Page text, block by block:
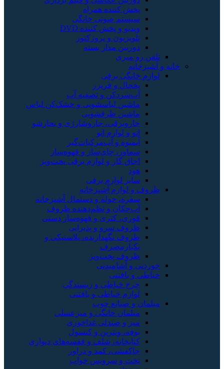
پخش کننده همراه
سیستم صوتی خانگی
ویدیو و پخش کننده DVD
تلویزیون و پروژکتور
دوربین مدار بسته
تلفن رو میزی
خانه و آشپزخانه
لوازم خانگی برقی
یخچال و فریزر
آب‌سردکن و تصفیه آب
ماشین لباسشویی و خشک‌کن لباس
ماشین ظرفشویی
جاروبرقی، جاروشارژی و بخارشو
اتو و لوازم اتو
آبمیوه و آب‌مرکبات‌گیر
سماور، چای‌ساز و قهوه‌ساز
اجاق گاز و لوازم برقی پخت‌وپز
هود
سایر لوازم برقی
ظروف و لوازم آشپزخانه
سفره، حوله و دستمال آشپزخانه
آب‌چکان و نظم‌دهنده ظروف
قوری، کتری و قهوه‌ساز دستی
ظروف سرو و پذیرایی
ظروف نگهدارنده، پلاستیکی و
یکبارمصرف
ظروف پخت‌وپز
خوردنی و آشامیدنی
خیاطی و بافتنی
چرخ خیاطی و ریسندگی
لوازم خیاطی و بافتنی
مبلمان و صنایع چوب
مبلمان خانگی و میزعسلی
میز و صندلی غذاخوری
بوفه، ویترین و کنسول
کتابخانه، شلف و قفسه‌های دیواری
جاکفشی، کمد و دراور
تخت و سرویس خواب